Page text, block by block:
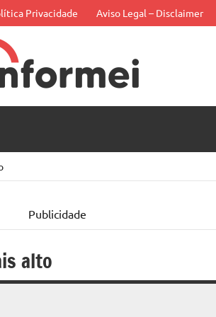
Privacidade Aviso Legal – Disclaimer
Publicidade
alto